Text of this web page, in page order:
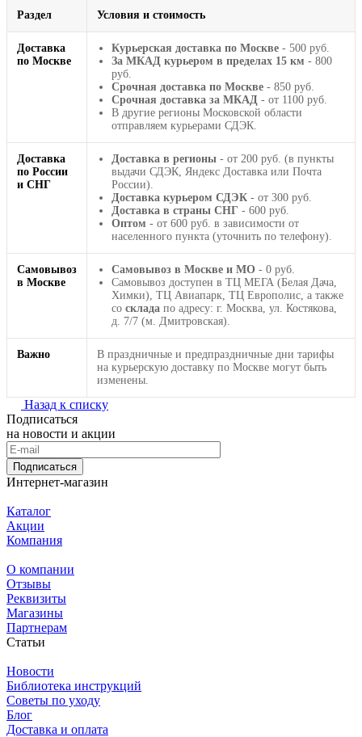
Раздел Условия и стоимость
Доставка
по Москве
Курьерская доставка по Москве - 500 руб.
За МКАД курьером в пределах 15 км - 800
руб.
Срочная доставка по Москве - 850 руб.
Срочная доставка за МКАД - от 1100 руб.
В другие регионы Московской области
отправляем курьерами СДЭК.
Доставка
по России
и СНГ
Доставка в регионы - от 200 руб. (в пункты
выдачи СДЭК, Яндекс Доставка или Почта
России).
Доставка курьером СДЭК - от 300 руб.
Доставка в страны СНГ - 600 руб.
Оптом - от 600 руб. в зависимости от
населенного пункта (уточнить по телефону).
Самовывоз
в Москве
Самовывоз в Москве и МО - 0 руб.
Самовывоз доступен в ТЦ МЕГА (Белая Дача,
Химки), ТЦ Авиапарк, ТЦ Европолис, а также
со склада по адресу: г. Москва, ул. Костякова,
д. 7/7 (м. Дмитровская).
Важно
В праздничные и предпраздничные дни тарифы
на курьерскую доставку по Москве могут быть
изменены.
Назад к списку
Подписаться
на новости и акции
Подписаться
Интернет-магазин
Каталог
Акции
Компания
О компании
Отзывы
Реквизиты
Магазины
Партнерам
Статьи
Новости
Библиотека инструкций
Советы по уходу
Блог
Доставка и оплата